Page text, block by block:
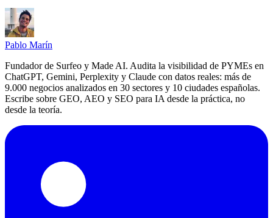
Pablo Marín
Fundador de Surfeo y Made AI. Audita la visibilidad de PYMEs en
ChatGPT, Gemini, Perplexity y Claude con datos reales: más de
9.000 negocios analizados en 30 sectores y 10 ciudades españolas.
Escribe sobre GEO, AEO y SEO para IA desde la práctica, no
desde la teoría.